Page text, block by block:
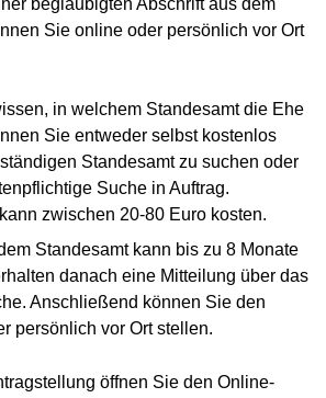
beglaubigten Abschrift aus dem
Sie online oder persönlich vor Ort
in welchem Standesamt die Ehe
Sie entweder selbst kostenlos
Standesamt zu suchen oder
Suche in Auftrag.
zwischen 20-80 Euro kosten.
Standesamt kann bis zu 8 Monate
danach eine Mitteilung über das
Anschließend können Sie den
persönlich vor Ort stellen.
öffnen Sie den Online-